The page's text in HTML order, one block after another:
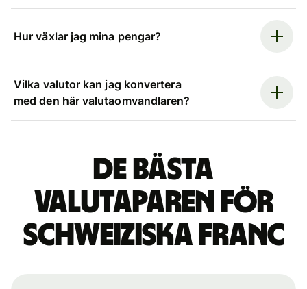
Hur växlar jag mina pengar?
Vilka valutor kan jag konvertera
med den här valutaomvandlaren?
De bästa
valutaparen för
schweiziska franc